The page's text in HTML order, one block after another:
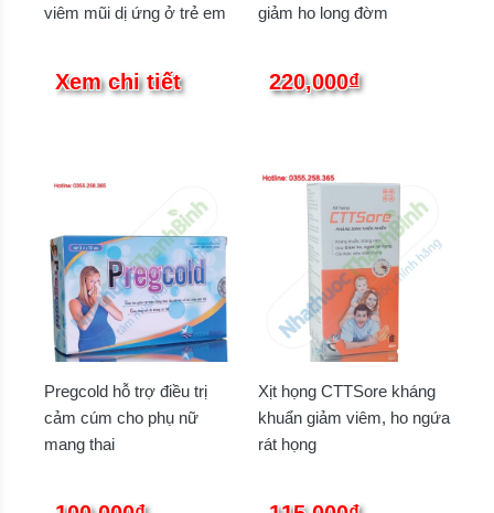
viêm mũi dị ứng ở trẻ em
Xem chi tiết
giảm ho long đờm
220,000₫
Pregcold hỗ trợ điều trị
cảm cúm cho phụ nữ
mang thai
Xịt họng CTTSore kháng
khuẩn giảm viêm, ho ngứa
rát họng